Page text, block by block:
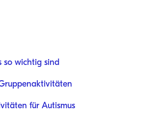
wichtig sind
für Autismus